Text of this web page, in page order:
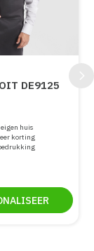
DE9125
huis
korting